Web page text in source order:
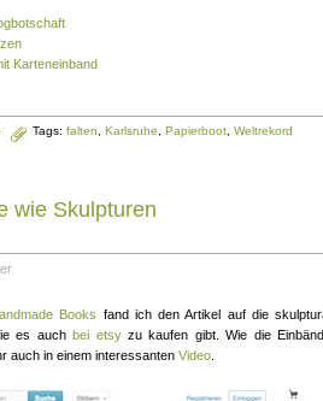
Karteneinband
Tags: falten Karlsruhe Papierboot Weltrekord
wie Skulpturen
Books fand ich den Artikel auf die
es auchbei etsyzu kaufen gibt. Wie die
auch in einem interessanten Video